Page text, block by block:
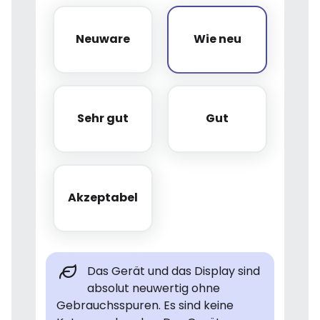
Neuware
Neuware Wie neu
Wie neu
Sehr gut
Sehr gut Gut
Gut
Akzeptabel
Akzeptabel
Das Gerät und das Display sind
absolut neuwertig ohne
Gebrauchsspuren. Es sind keine